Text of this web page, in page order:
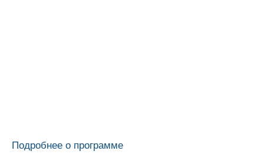
Подробнее о программе